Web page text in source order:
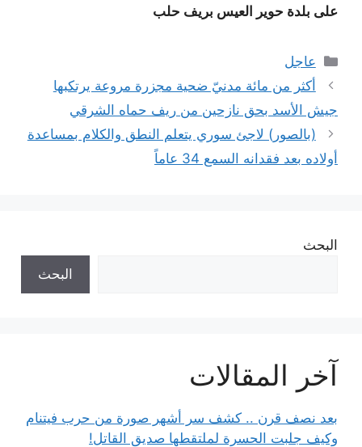
على بلدة حوير العيس بريف حلب
التصنيفات
عاجل
أكثر من مائة مدنيّ ضحية مجزرة مروعة يرتكبها
جيش الأسد بحق نازحين من ريف حماه الشرقي
(بالصور) لاجئ سوري يتعلم النطق والكلام بمساعدة
أولاده بعد فقدانه السمع 34 عاماً
البحث
البحث
آخر المقالات
بعد نصف قرن .. كشف سر أشهر صورة من حرب فيتنام
وكيف جلبت الحسرة لملتقطها صديق القاتل!